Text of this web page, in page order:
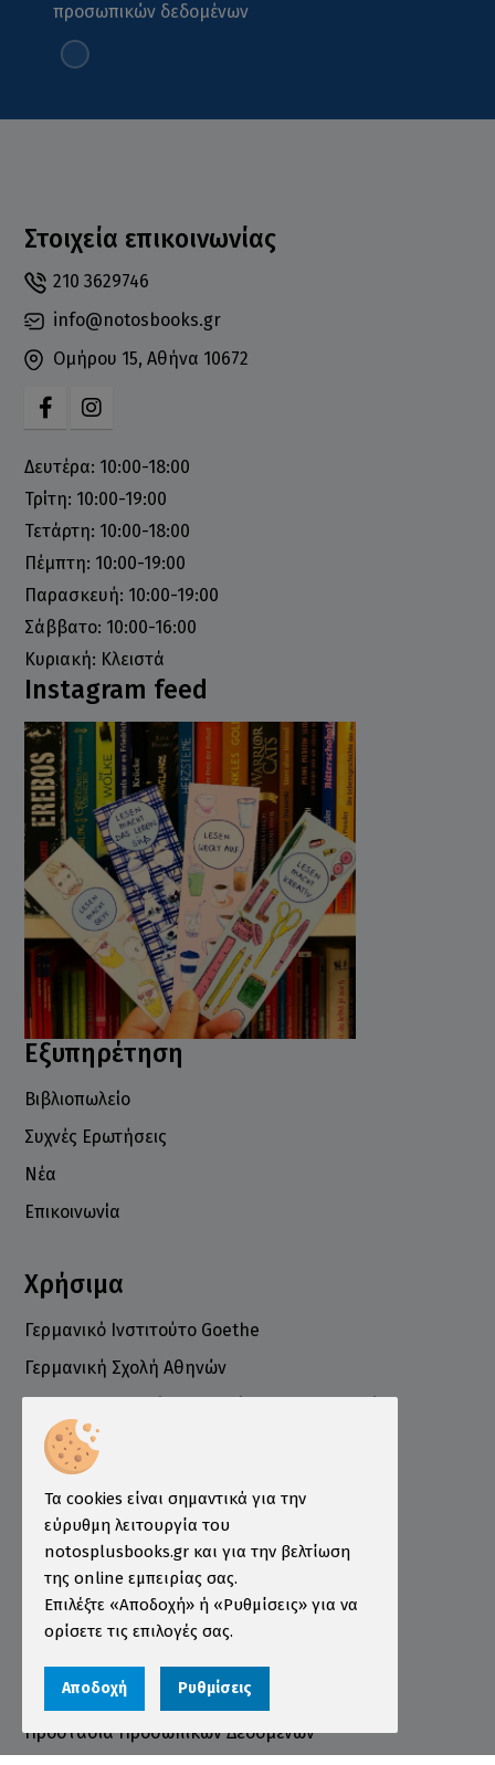
προσωπικών δεδομένων
Στοιχεία επικοινωνίας
210 3629746
info@notosbooks.gr
Ομήρου 15, Αθήνα 10672
Δευτέρα: 10:00-18:00
Τρίτη: 10:00-19:00
Τετάρτη: 10:00-18:00
Πέμπτη: 10:00-19:00
Παρασκευή: 10:00-19:00
Σάββατο: 10:00-16:00
Κυριακή: Κλειστά
Instagram feed
Εξυπηρέτηση
Βιβλιοπωλείο
Συχνές Ερωτήσεις
Νέα
Επικοινωνία
Χρήσιμα
Γερμανικό Ινστιτούτο Goethe
Γερμανική Σχολή Αθηνών
Επιμελητήριο
Ινστιτούτο ÖSD Ελλάδας
Πληροφορίες
Τρόποι Παραγγελίας
Τρόποι Πληρωμής
Τρόποι Αποστολής
Όροι χρήσης
Προστασία Προσωπικών Δεδομένων
Τα cookies είναι σημαντικά για την
εύρυθμη λειτουργία του
notosplusbooks.gr και για την βελτίωση
της online εμπειρίας σας.
Επιλέξτε «Αποδοχή» ή «Ρυθμίσεις» για να
ορίσετε τις επιλογές σας.
Αποδοχή Ρυθμίσεις